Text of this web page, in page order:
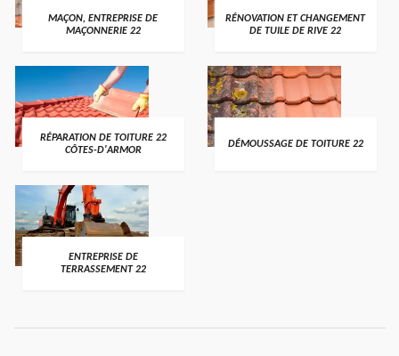
MAÇON, ENTREPRISE DE
MAÇONNERIE 22
RÉNOVATION ET CHANGEMENT
DE TUILE DE RIVE 22
RÉPARATION DE TOITURE 22
CÔTES-D'ARMOR
DÉMOUSSAGE DE TOITURE 22
ENTREPRISE DE
TERRASSEMENT 22